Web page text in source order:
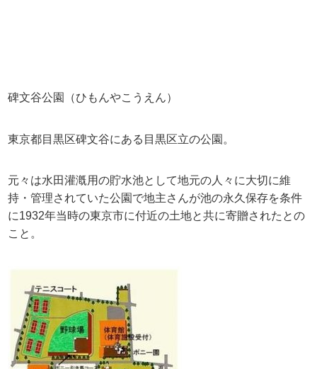
碑文谷公園（ひもんやこうえん）
東京都目黒区碑文谷にある目黒区立の公園。
元々は水田灌漑用の貯水池として地元の人々に大切に維
持・管理されていた公園で地主さんが池の永久保存を条件
に1932年当時の東京市に付近の土地と共に寄贈されたとの
こと。